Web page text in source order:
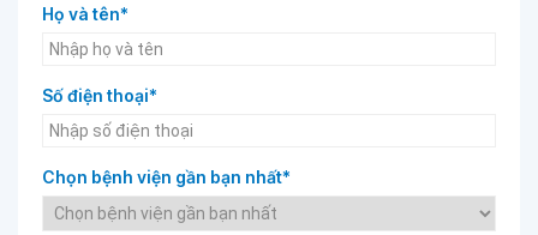
Họ và tên*
Số điện thoại*
Chọn bệnh viện gần bạn nhất*